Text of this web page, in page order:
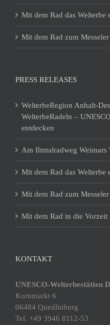
Mit dem Rad das Welterbe
Mit dem Rad zum
PRESS RELEASES
WelterbeRegion Anhalt-
WelterbeRadeln –
entdecken
Am Ilmtalradweg Weimars
Mit dem Rad das Welterbe
Mit dem Rad zum
Mit dem Rad in die Vorzeit
KONTAKT
UNESCO-Welterbestätten
Kornmarkt 6
06484 Quedlinburg
Tel. +49 3946 8112-53